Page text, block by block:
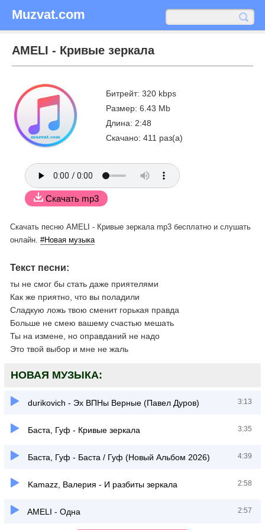
Muzvat.com
AMELI - Кривые зеркала
Битрейт: 320 kbps
Размер: 6.43 Mb
Длина: 2:48
Скачано: 411 раз(а)
Скачать mp3
Скачать песню AMELI - Кривые зеркала mp3 бесплатно и слушать
онлайн. #Новая музыка
Текст песни:
ты не смог бы стать даже приятелями
Как же приятно, что вы поладили
Сладкую ложь твою сменит горькая правда
Больше не смею вашему счастью мешать
Ты на измене, но оправданий не надо
Это твой выбор и мне не жаль
НОВАЯ МУЗЫКА:
durikovich - Эх ВПНы Верные (Павел Дуров) 3:13
Баста, Гуф - Кривые зеркала 3:35
Баста, Гуф - Баста / Гуф (Новый Альбом 2026) 4:39
Kamazz, Валерия - И разбиты зеркала 2:58
AMELI - Одна 2:57